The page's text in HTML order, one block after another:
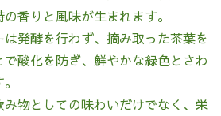
香りと風味が生まれます。
発酵を行わず、摘み取った茶葉を
酸化を防ぎ、鮮やかな緑色とさわ
物としての味わいだけでなく、栄